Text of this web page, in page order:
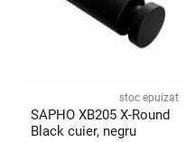
stoc epuizat
SAPHO XB205 X-Round
Black cuier, negru